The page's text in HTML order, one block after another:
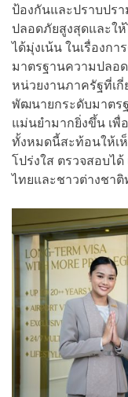
ป้องกันและปราบปรา
ปลอดภัยสูงสุดและใ
ได้มุ่งเน้น ในเรื่องก
มาตรฐานความปลอ
หน่วยงานภาครัฐที่เ
พัฒนายกระดับมาตร
แม่นยำมากยิ่งขึ้น เ
ทั้งหมดนี้สะท้อนให้เ
โปร่งใส ตรวจสอบไ
ไทยและชาวต่างชาติ